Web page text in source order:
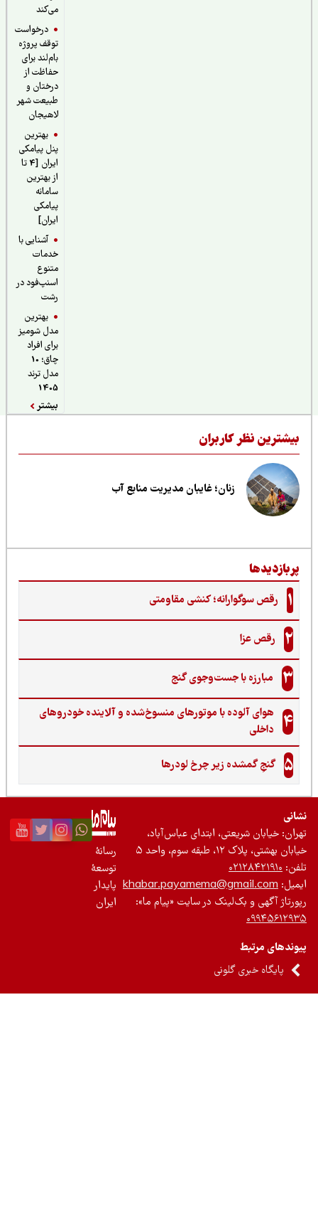
درخواست
توقف پروژه
بام‌لند برای
حفاظت از
درختان و
طبیعت شهر
لاهیجان
بهترین
پنل پیامکی
ایران [4 تا
از بهترین
سامانه
پیامکی
آشنایی با
خدمات
اسنپ‌فود در
بهترین
مدل شومیز
برای افراد
چاق؛ 10
مدل ترند
نظر کاربران
زنان؛ غایبان مدیریت منابع آب
رقص سوگوارانه؛ کنشی مقاومتی
رقص عزا
مبارزه با جست‌وجوی گنج‌
هوای آلوده با موتورهای منسوخ‌شده و آلاینده خودروهای
داخلی
گنجِ گمشده زیر چرخ لودرها
خیابان شریعتی، ابتدای عباس‌آباد،
بهشتی، پلاک ۱۲، طبقه سوم، واحد ۵
۰۲۱۲۸۴۲۱۹۱۰
khabar.payamema@gmail.com
آگهی و بک‌لینک در سایت «پیام ما»:
مرتبط
پایگاه خبری گلونی
رسانۀ
توسعۀ
پایدار
ایران